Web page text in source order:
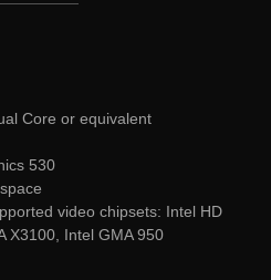
Core or equivalent
530
video chipsets: Intel HD
X3100, Intel GMA 950